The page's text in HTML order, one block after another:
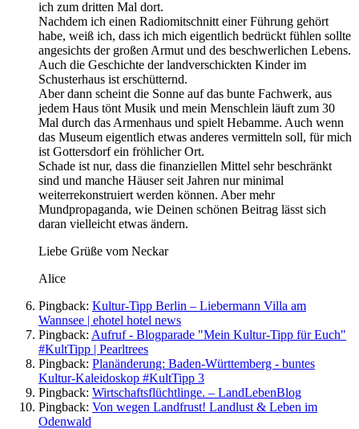
ich zum dritten Mal dort.
Nachdem ich einen Radiomitschnitt einer Führung gehört
habe, weiß ich, dass ich mich eigentlich bedrückt fühlen sollte
angesichts der großen Armut und des beschwerlichen Lebens.
Auch die Geschichte der landverschickten Kinder im
Schusterhaus ist erschütternd.
Aber dann scheint die Sonne auf das bunte Fachwerk, aus
jedem Haus tönt Musik und mein Menschlein läuft zum 30
Mal durch das Armenhaus und spielt Hebamme. Auch wenn
das Museum eigentlich etwas anderes vermitteln soll, für mich
ist Gottersdorf ein fröhlicher Ort.
Schade ist nur, dass die finanziellen Mittel sehr beschränkt
sind und manche Häuser seit Jahren nur minimal
weiterrekonstruiert werden können. Aber mehr
Mundpropaganda, wie Deinen schönen Beitrag lässt sich
daran vielleicht etwas ändern.
Liebe Grüße vom Neckar
Alice
Pingback: Kultur-Tipp Berlin – Liebermann Villa am
Wannsee | ehotel hotel news
Pingback: Aufruf - Blogparade "Mein Kultur-Tipp für Euch"
#KultTipp | Pearltrees
Pingback: Planänderung: Baden-Württemberg - buntes
Kultur-Kaleidoskop #KultTipp 3
Pingback: Wirtschaftsflüchtlinge. – LandLebenBlog
Pingback: Von wegen Landfrust! Landlust & Leben im
Odenwald